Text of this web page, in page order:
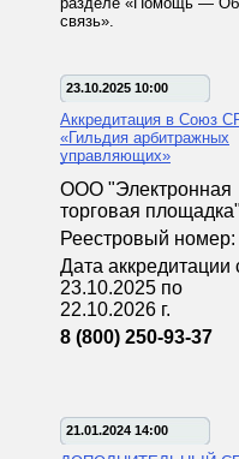
связь».
23.10.2025 10:00
Аккредитация в Союз
«Гильдия арбитражных
управляющих»
ООО "Электронная
торговая площадка"
Реестровый номер:
Дата аккредитации
23.10.2025 по
22.10.2026 г.
8 (800) 250-93-37
21.01.2024 14:00